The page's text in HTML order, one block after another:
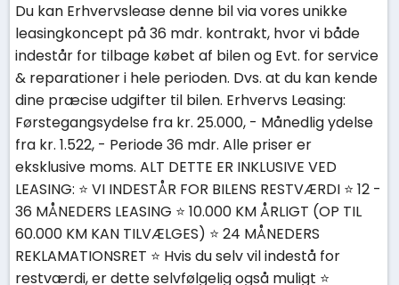
Du kan Erhvervslease denne bil via vores unikke
leasingkoncept på 36 mdr. kontrakt, hvor vi både
indestår for tilbage købet af bilen og Evt. for service
& reparationer i hele perioden. Dvs. at du kan kende
dine præcise udgifter til bilen. Erhvervs Leasing:
Førstegangsydelse fra kr. 25.000, - Månedlig ydelse
fra kr. 1.522, - Periode 36 mdr. Alle priser er
eksklusive moms. ALT DETTE ER INKLUSIVE VED
LEASING: ⭐ VI INDESTÅR FOR BILENS RESTVÆRDI ⭐ 12 -
36 MÅNEDERS LEASING ⭐ 10.000 KM ÅRLIGT (OP TIL
60.000 KM KAN TILVÆLGES) ⭐ 24 MÅNEDERS
REKLAMATIONSRET ⭐ Hvis du selv vil indestå for
restværdi, er dette selvfølgelig også muligt ⭐